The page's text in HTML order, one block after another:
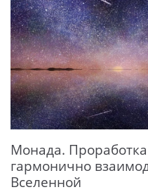
Монада.
гармонично
Вселенной